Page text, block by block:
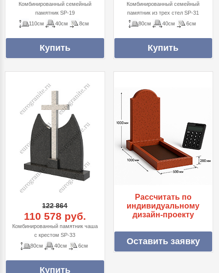
Комбинированный семейный
памятник SP-19
110см
40см 8см
Комбинированный семейный
памятник из трех стел SP-31
80см
40см 6см
122 864
110 578 руб.
Комбинированный памятник чаша
с крестом SP-33
80см
40см 6см
Рассчитать по
индивидуальному
дизайн-проекту
Оставить заявку